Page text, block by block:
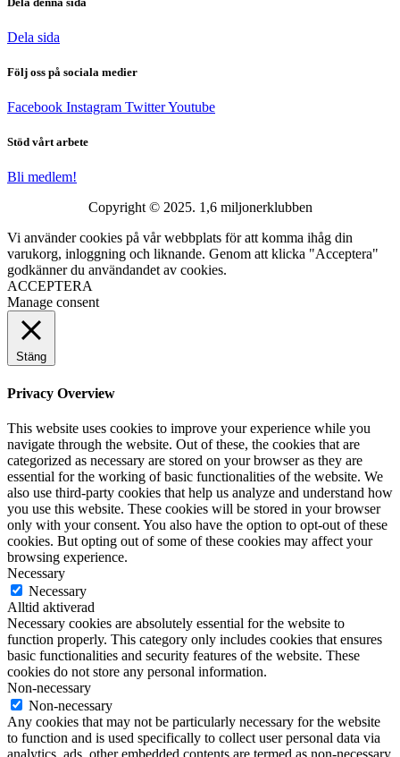
Dela sida
Följ oss på sociala medier
Facebook Instagram TwitterYoutube
Stöd vårt arbete
Bli medlem!
Copyright © 2025. 1,6 miljonerklubben
Vi använder cookies på vår webbplats för att komma ihåg din
varukorg, inloggning och liknande. Genom att klicka "Acceptera"
godkänner du användandet av cookies.
ACCEPTERA
Manage consent
Stäng
Privacy Overview
This website uses cookies to improve your experience while you
navigate through the website. Out of these, the cookies that are
categorized as necessary are stored on your browser as they are
essential for the working of basic functionalities of the website. We
also use third-party cookies that help us analyze and understand how
you use this website. These cookies will be stored in your browser
only with your consent. You also have the option to opt-out of these
cookies. But opting out of some of these cookies may affect your
browsing experience.
Necessary
Necessary
Alltid aktiverad
Necessary cookies are absolutely essential for the website to
function properly. This category only includes cookies that ensures
basic functionalities and security features of the website. These
cookies do not store any personal information.
Non-necessary
Non-necessary
Any cookies that may not be particularly necessary for the website
to function and is used specifically to collect user personal data via
analytics, ads, other embedded contents are termed as non-necessary